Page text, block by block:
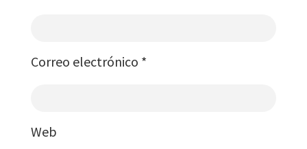
Correo electrónico *
Web